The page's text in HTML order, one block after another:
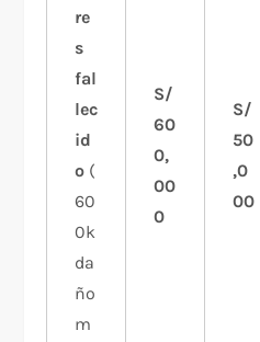
re
s
fal
lec
id
o (
60
0k
da
ño
m
S/
60
0,
00
0
S/
50
,0
00